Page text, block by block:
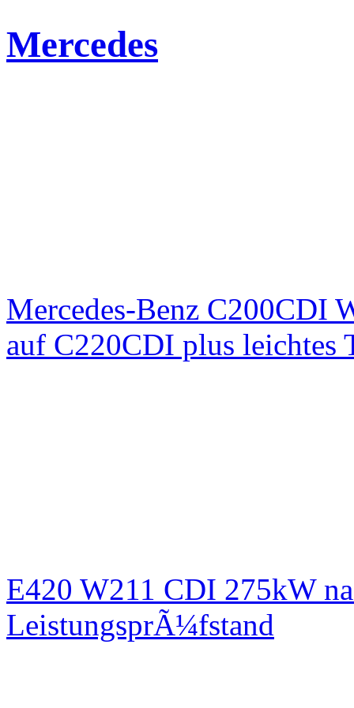
Mercedes
Mercedes-Benz C200CDI
auf C220CDI plus
E420 W211 CDI 275kW
LeistungsprÃ¼fstand